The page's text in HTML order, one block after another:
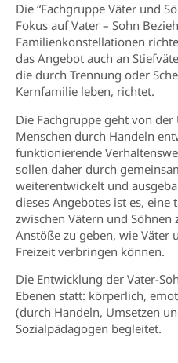
Die “Fachgruppe Väter und
Fokus auf Vater – Sohn
Familienkonstellationen
das Angebot auch an
die durch Trennung oder
Kernfamilie leben, richtet.
Die Fachgruppe geht von der
Menschen durch Handeln
funktionierende
sollen daher durch
weiterentwickelt und
dieses Angebotes ist es, eine
zwischen Vätern und Söhnen
Anstöße zu geben, wie Väter
Freizeit verbringen können.
Die Entwicklung der Vater-
Ebenen statt: körperlich,
(durch Handeln, Umsetzen
Sozialpädagogen begleitet.